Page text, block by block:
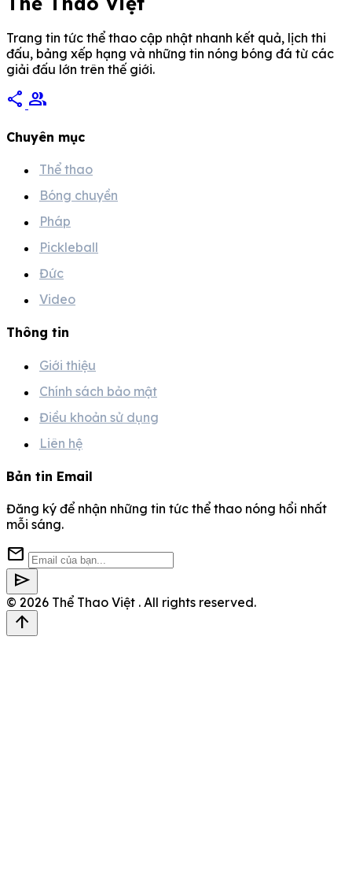
Trang tin tức thể thao cập nhật nhanh kết quả, lịch thi
đấu, bảng xếp hạng và những tin nóng bóng đá từ các
giải đấu lớn trên thế giới.
share group
Chuyên mục
Thể thao
Bóng chuyền
Pháp
Pickleball
Đức
Video
Thông tin
Giới thiệu
Chính sách bảo mật
Điều khoản sử dụng
Liên hệ
Bản tin Email
Đăng ký để nhận những tin tức thể thao nóng hổi nhất
mỗi sáng.
mail
send
© 2026 Thể Thao Việt . All rights reserved.
arrow_upward